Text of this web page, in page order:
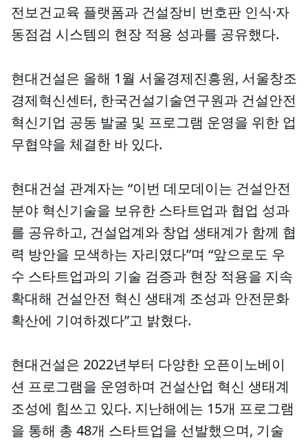
전보건교육 플랫폼과 건설장비 번호판 인식·자
동점검 시스템의 현장 적용 성과를 공유했다.
현대건설은 올해 1월 서울경제진흥원, 서울창조
경제혁신센터, 한국건설기술연구원과 건설안전
혁신기업 공동 발굴 및 프로그램 운영을 위한 업
무협약을 체결한 바 있다.
현대건설 관계자는 “이번 데모데이는 건설안전
분야 혁신기술을 보유한 스타트업과 협업 성과
를 공유하고, 건설업계와 창업 생태계가 함께 협
력 방안을 모색하는 자리였다”며 “앞으로도 우
수 스타트업과의 기술 검증과 현장 적용을 지속
확대해 건설안전 혁신 생태계 조성과 안전문화
확산에 기여하겠다”고 밝혔다.
현대건설은 2022년부터 다양한 오픈이노베이
션 프로그램을 운영하며 건설산업 혁신 생태계
조성에 힘쓰고 있다. 지난해에는 15개 프로그램
을 통해 총 48개 스타트업을 선발했으며, 기술